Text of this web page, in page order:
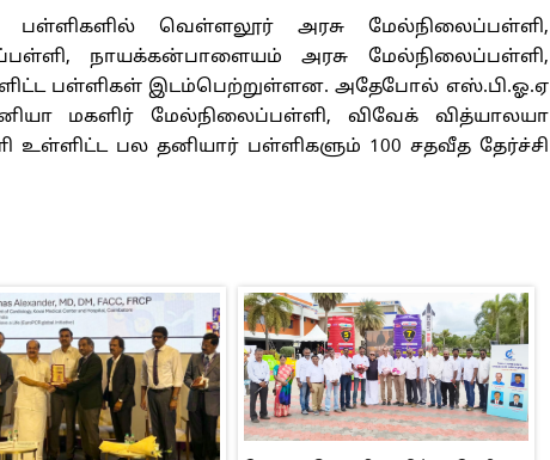
பள்ளிகளில் வெள்ளலூர் அரசு மேல்நிலைப்பள்ளி,
நாயக்கன்பாளையம் அரசு மேல்நிலைப்பள்ளி,
பள்ளிகள் இடம்பெற்றுள்ளன. அதேபோல் எஸ்.பி.ஓ.ஏ
மகளிர் மேல்நிலைப்பள்ளி, விவேக் வித்யாலயா
உள்ளிட்ட பல தனியார் பள்ளிகளும் 100 சதவீத தேர்ச்சி